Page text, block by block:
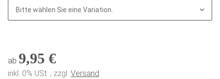
Bitte wählen Sie eine Variation.
ab 9,95 €
inkl. 0% USt. , zzgl. Versand